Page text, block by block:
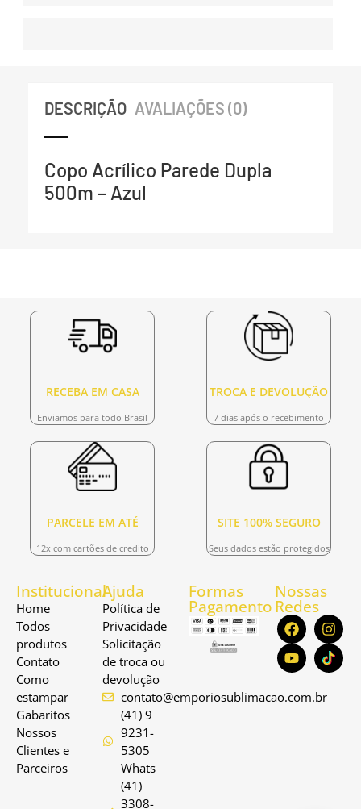
DESCRIÇÃO AVALIAÇÕES (0)
Copo Acrílico Parede Dupla
500m – Azul
RECEBA EM CASA
Enviamos para todo Brasil
TROCA E DEVOLUÇÃO
7 dias após o recebimento
PARCELE EM ATÉ
12x com cartões de credito
SITE 100% SEGURO
Seus dados estão protegidos
Institucional
Home
Todos
produtos
Contato
Como
estampar
Gabaritos
Nossos
Clientes e
Parceiros
Ajuda
Política de
Privacidade
Solicitação
de troca ou
devolução
contato@emporiosublimacao.com.br
(41) 9
9231-
5305
Whats
(41)
3308-
Formas
Pagamento
Nossas
Redes